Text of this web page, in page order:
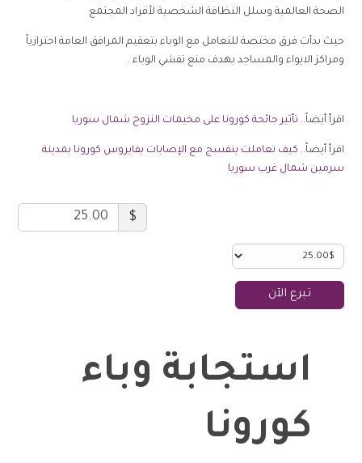
الصحة العالمية وسلل النظافة الشخصية لأفراد المجتمع
حيث بدأت فرق مختصة للتعامل مع الوباء بتعقيم المرافق العامة احترازياً
ومراكز الايواء والمساجد بهدف منع تفشي الوباء .
اقرأ أيضاً.. تأثير جائحة كورونا على مخيمات النزوح شمال سوريا
اقرأ أيضاً.. كيف تعاملت بنفسج مع الإصابات بفايروس كورونا بمدينة
سرمين شمال غرب سوريا
$
تبرع الآن
استجابة وباء
كورونا